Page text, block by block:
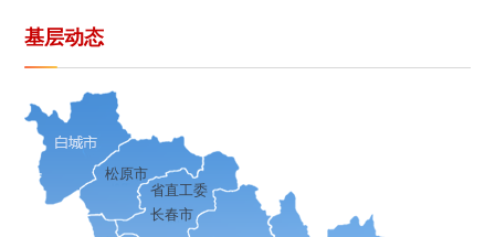
基层动态
松原市
省直工委
长春市